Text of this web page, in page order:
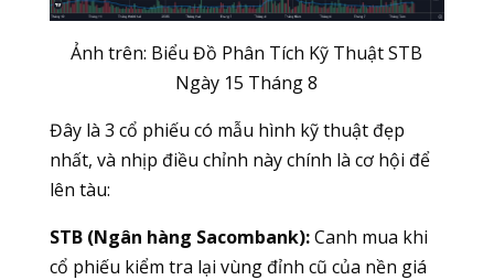
Ảnh trên: Biểu Đồ Phân Tích Kỹ Thuật STB
Ngày 15 Tháng 8
Đây là 3 cổ phiếu có mẫu hình kỹ thuật đẹp
nhất, và nhịp điều chỉnh này chính là cơ hội để
lên tàu:
STB (Ngân hàng Sacombank):Canh mua khi
cổ phiếu kiểm tra lại vùng đỉnh cũ của nền giá